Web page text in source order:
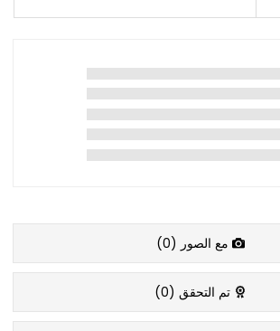
مع الصور (0
)
تم التحقق (0
)